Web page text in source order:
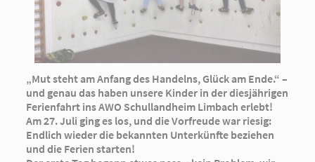
„Mut steht am Anfang des Handelns, Glück am Ende.“ –
und genau das haben unsere Kinder in der diesjährigen
Ferienfahrt ins AWO Schullandheim Limbach erlebt!
Am 27. Juli ging es los, und die Vorfreude war riesig:
Endlich wieder die bekannten Unterkünfte beziehen
und die Ferien starten!